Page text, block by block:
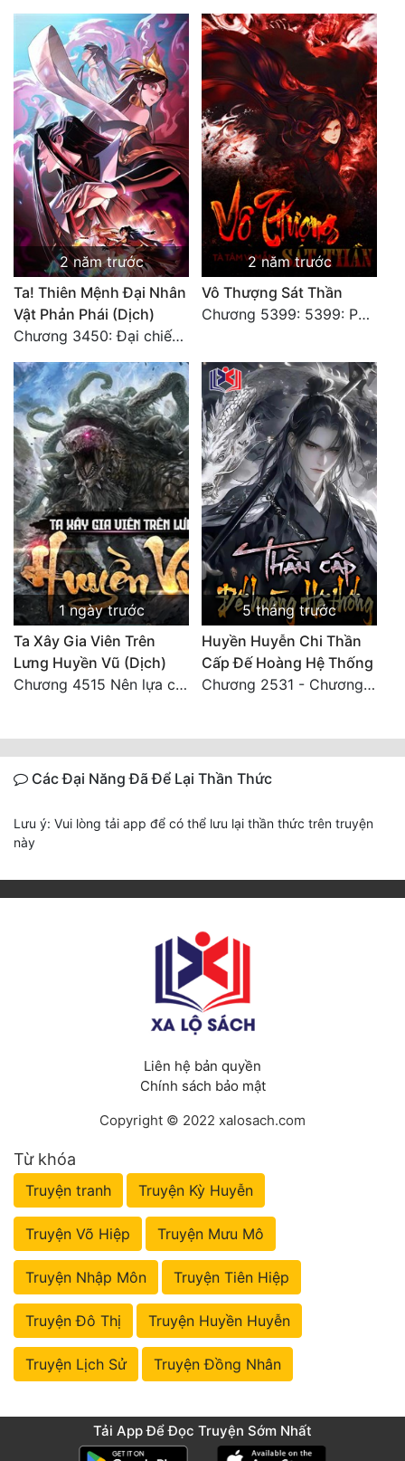
Sát Phạt Quyết Đoán
Vô Sỉ
Điềm Đạm
2 năm trước
Ta! Thiên Mệnh Đại Nhân
Vật Phản Phái (Dịch)
Chương 3450: Đại chiến căng thẳng
2 năm trước
Vô Thượng Sát Thần
Chương 5399: 5399: Phá giải
1 ngày trước
Ta Xây Gia Viên Trên
Lưng Huyền Vũ (Dịch)
Chương 4515 Nên lựa chọn như thế nào?
5 tháng trước
Huyền Huyễn Chi Thần
Cấp Đế Hoàng Hệ Thống
Chương 2531 - Chương cuối
Các Đại Năng Đã Để Lại Thần Thức
Lưu ý: Vui lòng tải app để có thể lưu lại thần thức trên truyện
này
Liên hệ bản quyền
Chính sách bảo mật
Copyright © 2022 xalosach.com
Từ khóa
Truyện tranh Truyện Kỳ Huyễn
Truyện Võ Hiệp Truyện Mưu Mô
Truyện Nhập Môn Truyện Tiên Hiệp
Truyện Đô Thị Truyện Huyền Huyễn
Truyện Lịch Sử Truyện Đồng Nhân
Tải App Để Đọc Truyện Sớm Nhất